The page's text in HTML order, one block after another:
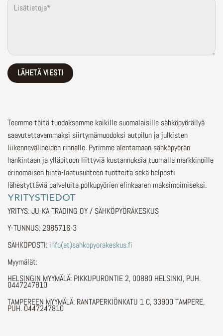
Teemme töitä tuodaksemme kaikille suomalaisille sähköpyöräilyä
saavutettavammaksi siirtymämuodoksi autoilun ja julkisten
liikennevälineiden rinnalle. Pyrimme alentamaan sähköpyörän
hankintaan ja ylläpitoon liittyviä kustannuksia tuomalla markkinoille
erinomaisen hinta-laatusuhteen tuotteita sekä helposti
lähestyttäviä palveluita polkupyörien elinkaaren maksimoimiseksi.
YRITYSTIEDOT
YRITYS: JU-KA TRADING OY / SÄHKÖPYÖRÄKESKUS
Y-TUNNUS: 2985716-3
SÄHKÖPOSTI: info(at)sahkopyorakeskus.fi
Myymälät:
HELSINGIN MYYMÄLÄ: PIKKUPURONTIE 2, 00880 HELSINKI, PUH.
0447247810
TAMPEREEN MYYMÄLÄ: RANTAPERKIÖNKATU 1 C, 33900 TAMPERE,
PUH. 0447247810